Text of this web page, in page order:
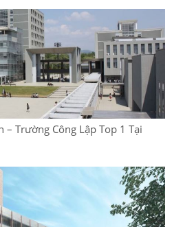
Trường Công Lập Top 1 Tại